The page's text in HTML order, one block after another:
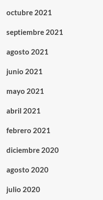
octubre 2021
septiembre 2021
agosto 2021
junio 2021
mayo 2021
abril 2021
febrero 2021
diciembre 2020
agosto 2020
julio 2020